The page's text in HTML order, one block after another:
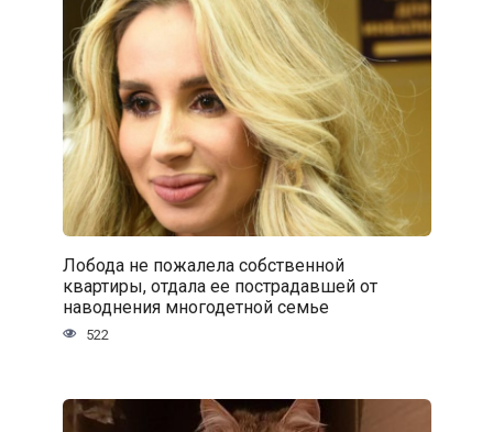
Лобода не пожалела собственной
квартиры, отдала ее пострадавшей от
наводнения многодетной семье
522